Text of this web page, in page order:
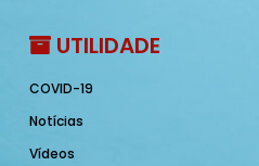
UTILIDADE
COVID-19
Notícias
Vídeos